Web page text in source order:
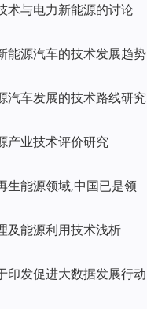
术与电力新能源的讨论
能源汽车的技术发展趋势
汽车发展的技术路线研究
产业技术评价研究
生能源领域,中国已是领
及能源利用技术浅析
印发促进大数据发展行动